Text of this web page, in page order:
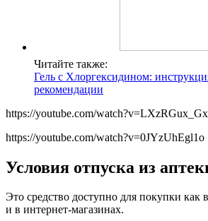
Читайте также:
Гель с Хлоргексидином:
рекомендации
https://youtube.com/
https://youtube.com/watch?v=0JYzUhEgl1o
Условия отпуска из
Это средство доступно для покупки как
и в интернет-магазинах.